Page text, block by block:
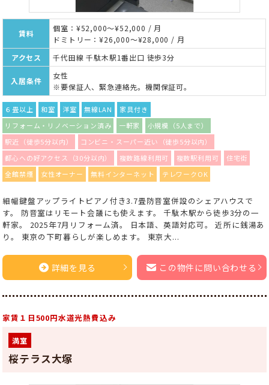
賃料
個室：¥52,000～¥52,000 / 月
ドミトリー：¥26,000～¥28,000 / 月
アクセス
千代田線 千駄木駅1番出口 徒歩3分
入居条件
女性
※要保証人、緊急連絡先。機関保証可。
６畳以上 和室 洋室 無線LAN
家具付き
リフォーム・リノベーション済み
一軒家
小規模（5人まで）
駅近（徒歩5分以内）
コンビニ・スーパー近い（徒歩5分以内）
都心への好アクセス（30分以内）
複数路線利用可 複数駅利用可
住宅街
全館禁煙
女性オーナー 無料インターネット テレワークOK
細幅鍵盤アップライトピアノ付き3.7畳防音室併設のシェアハウスで
す。 防音室はリモート会議にも使えます。 千駄木駅から徒歩3分の一
軒家。 2025年7月リフォーム済。 日本語、英語対応可。 近所に銭湯あ
り。 東京の下町暮らしが楽しめます。 東京大...
詳細を見る この物件に問い合わせる
家賃１日500円水道光熱費込み
満室
桜テラス大塚